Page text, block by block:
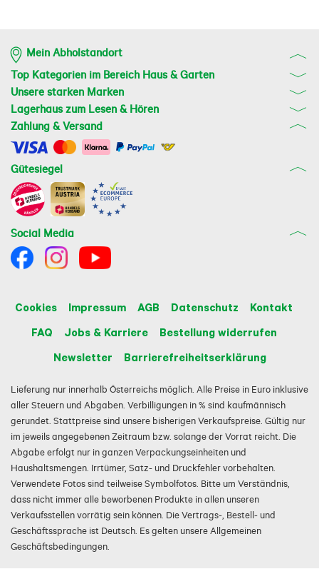
Mein Abholstandort
Top Kategorien im Bereich Haus & Garten
Unsere starken Marken
Lagerhaus zum Lesen & Hören
Zahlung & Versand
Gütesiegel
Social Media
Cookies Impressum AGB Datenschutz
Kontakt
FAQ
Jobs & Karriere
Bestellung widerrufen
Newsletter
Barrierefreiheitserklärung
Lieferung nur innerhalb Österreichs möglich. Alle Preise in Euro inklusive
aller Steuern und Abgaben. Verbilligungen in % sind kaufmännisch
gerundet. Stattpreise sind unsere bisherigen Verkaufspreise. Gültig nur
im jeweils angegebenen Zeitraum bzw. solange der Vorrat reicht. Die
Abgabe erfolgt nur in ganzen Verpackungseinheiten und
Haushaltsmengen. Irrtümer, Satz- und Druckfehler vorbehalten.
Verwendete Fotos sind teilweise Symbolfotos. Bitte um Verständnis,
dass nicht immer alle beworbenen Produkte in allen unseren
Verkaufsstellen vorrätig sein können. Die Vertrags-, Bestell- und
Geschäftssprache ist Deutsch. Es gelten unsere Allgemeinen
Geschäftsbedingungen.